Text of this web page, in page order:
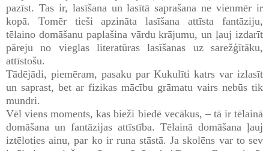
pazīst. Tas ir, lasīšana un lasītā saprašana ne vienmēr ir
kopā. Tomēr tieši apzināta lasīšana attīsta fantāziju,
tēlaino domāšanu paplašina vārdu krājumu, un ļauj izdarīt
pāreju no vieglas literatūras lasīšanas uz sarežģītāku,
attīstošu.
Tādējādi, piemēram, pasaku par Kukulīti katrs var izlasīt
un saprast, bet ar fizikas mācību grāmatu vairs nebūs tik
mundri.
Vēl viens moments, kas bieži biedē vecākus, – tā ir tēlainā
domāšana un fantāzijas attīstība. Tēlainā domāšana ļauj
iztēloties ainu, par ko ir runa stāstā. Ja skolēns var to sev